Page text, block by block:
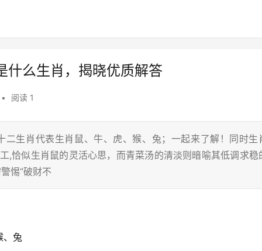
什么生肖，揭晓优质解答
• 阅读 1
生肖代表生肖鼠、牛、虎、猴、兔；一起来了解！同时生
,恰似生肖鼠的灵活心思，而青菜汤的清淡则暗喻其低调求稳
惕“破财不
、兔